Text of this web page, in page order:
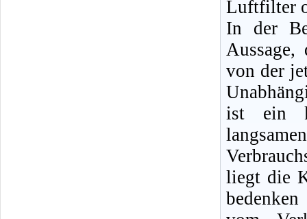
Luftfilter
In der
Aussage,
von der
ist ein
liegt die